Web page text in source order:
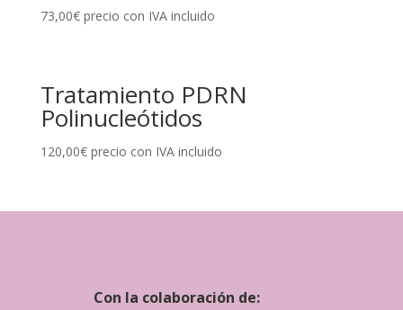
73,00€ precio con IVA incluido
Tratamiento PDRN
Polinucleótidos
120,00€ precio con IVA incluido
Con la colaboración de: